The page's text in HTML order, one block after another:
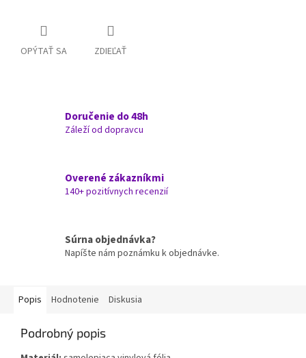
OPÝTAŤ SA ZDIEĽAŤ
Doručenie do 48h
Záleží od dopravcu
Overené zákazníkmi
140+ pozitívnych recenzií
Súrna objednávka?
Napíšte nám poznámku k objednávke.
Popis Hodnotenie Diskusia
Podrobný popis